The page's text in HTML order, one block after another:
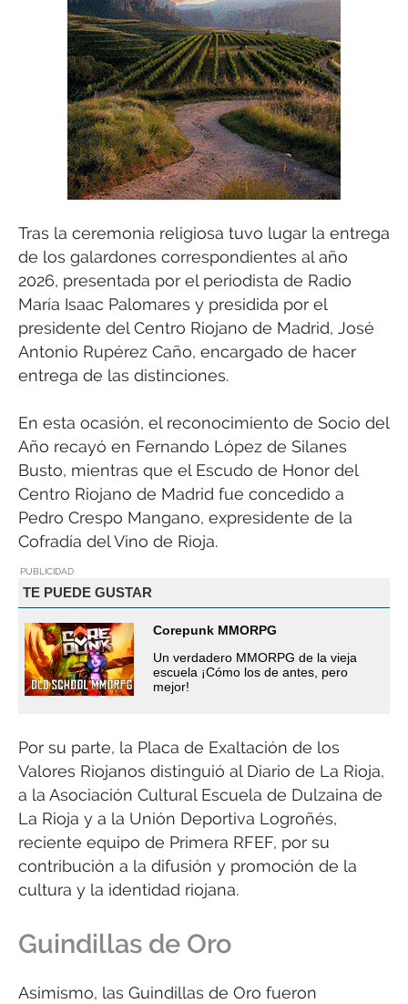
Tras la ceremonia religiosa tuvo lugar la entrega
de los galardones correspondientes al año
2026, presentada por el periodista de Radio
María Isaac Palomares y presidida por el
presidente del Centro Riojano de Madrid, José
Antonio Rupérez Caño, encargado de hacer
entrega de las distinciones.
En esta ocasión, el reconocimiento de Socio del
Año recayó en Fernando López de Silanes
Busto, mientras que el Escudo de Honor del
Centro Riojano de Madrid fue concedido a
Pedro Crespo Mangano, expresidente de la
Cofradía del Vino de Rioja.
PUBLICIDAD
TE PUEDE GUSTAR
Corepunk MMORPG
Un verdadero MMORPG de la vieja
escuela ¡Cómo los de antes, pero
mejor!
Por su parte, la Placa de Exaltación de los
Valores Riojanos distinguió al Diario de La Rioja,
a la Asociación Cultural Escuela de Dulzaina de
La Rioja y a la Unión Deportiva Logroñés,
reciente equipo de Primera RFEF, por su
contribución a la difusión y promoción de la
cultura y la identidad riojana.
Guindillas de Oro
Asimismo, las Guindillas de Oro fueron